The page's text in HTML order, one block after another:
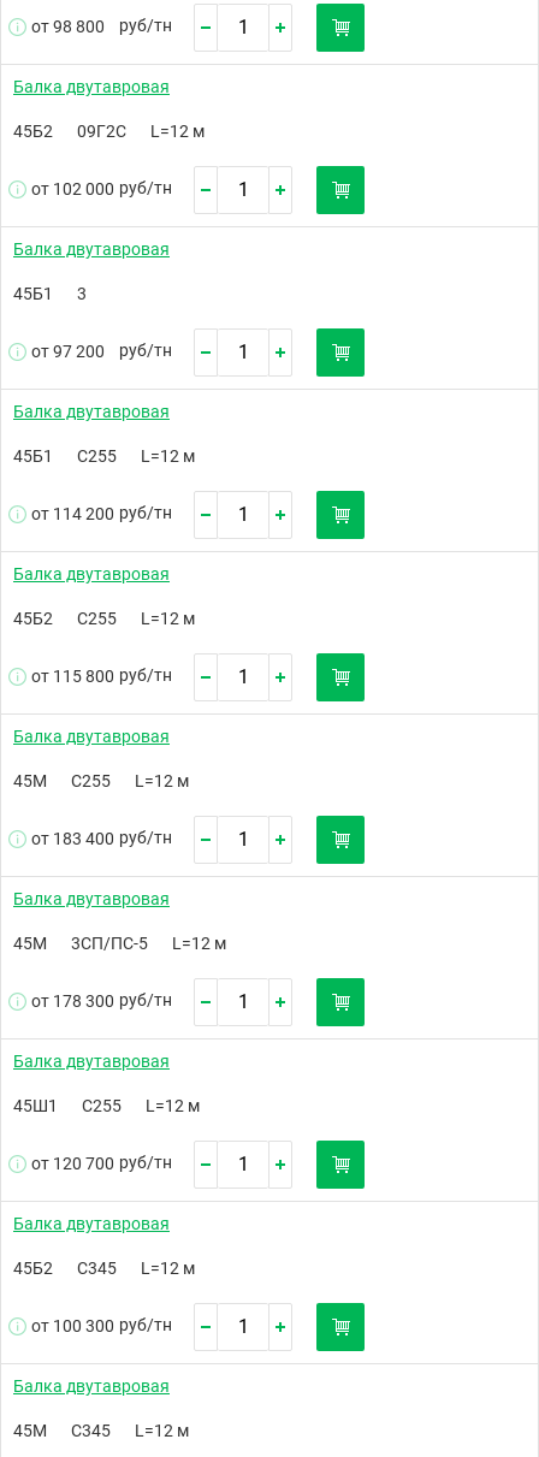
от 98 800 руб/тн
Балка двутавровая
45Б2 09Г2С L=12 м
от 102 000 руб/тн
Балка двутавровая
45Б1 3
от 97 200 руб/тн
Балка двутавровая
45Б1 С255 L=12 м
от 114 200 руб/тн
Балка двутавровая
45Б2 С255 L=12 м
от 115 800 руб/тн
Балка двутавровая
45М С255 L=12 м
от 183 400 руб/тн
Балка двутавровая
45М 3СП/ПС-5 L=12 м
от 178 300 руб/тн
Балка двутавровая
45Ш1 С255 L=12 м
от 120 700 руб/тн
Балка двутавровая
45Б2 С345 L=12 м
от 100 300 руб/тн
Балка двутавровая
45М С345 L=12 м